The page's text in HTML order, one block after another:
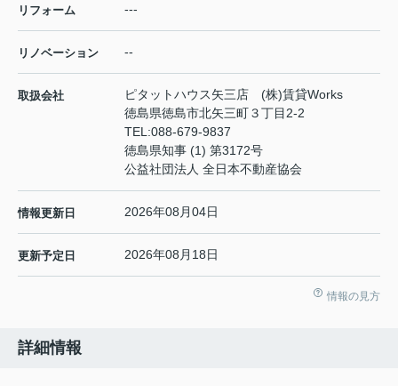
リフォーム ---
リノベーション --
取扱会社
ピタットハウス矢三店 (株)賃貸Works
徳島県徳島市北矢三町３丁目2-2
TEL:088-679-9837
徳島県知事 (1) 第3172号
公益社団法人 全日本不動産協会
情報更新日 2026年08月04日
更新予定日 2026年08月18日
情報の見方
詳細情報